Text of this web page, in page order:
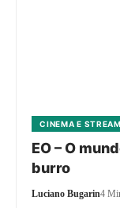
CINEMA E
EO – O
burro
Luciano Bugarin4